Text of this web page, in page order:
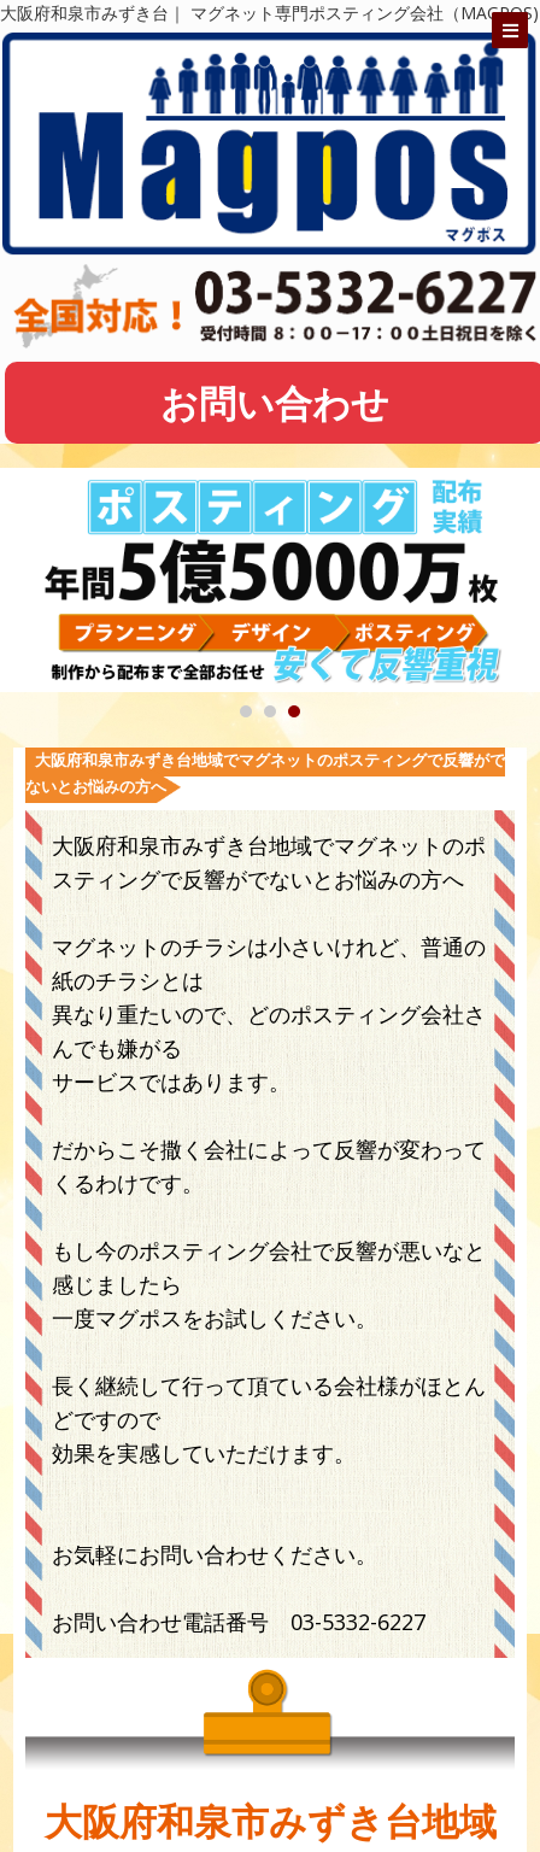
大阪府和泉市みずき台｜ マグネット専門ポスティング会社（MAGPOS)
お問い合わせ
大阪府和泉市みずき台地域でマグネットのポスティングで反響がで
ないとお悩みの方へ
大阪府和泉市みずき台地域でマグネットのポ
スティングで反響がでないとお悩みの方へ
マグネットのチラシは小さいけれど、普通の
紙のチラシとは
異なり重たいので、どのポスティング会社さ
んでも嫌がる
サービスではあります。
だからこそ撒く会社によって反響が変わって
くるわけです。
もし今のポスティング会社で反響が悪いなと
感じましたら
一度マグポスをお試しください。
長く継続して行って頂ている会社様がほとん
どですので
効果を実感していただけます。
お気軽にお問い合わせください。
お問い合わせ電話番号 03-5332-6227
大阪府和泉市みずき台地域